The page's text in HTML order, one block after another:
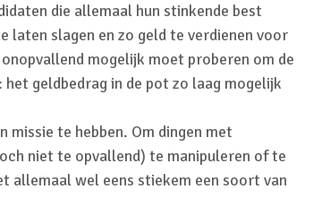
die allemaal hun stinkende best
laten slagen en zo geld te verdienen voor
mogelijk moet proberen om de
geldbedrag in de pot zo laag mogelijk
te hebben. Om dingen met
niet te opvallend) te manipuleren of te
allemaal wel eens stiekem een soort van